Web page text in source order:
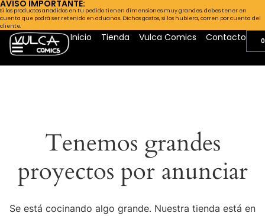
AVISO IMPORTANTE:
Si los productos añadidos en tu pedido tienen dimensiones muy grandes, debes tener en
cuenta que podrá ser retenido en aduanas. Dichos gastos, si los hubiera, corren por cuenta del
cliente.
Inicio Tienda Vulca Comics Contacto
Tenemos grandes
proyectos por anunciar
Se está cocinando algo grande. Nuestra tienda está en